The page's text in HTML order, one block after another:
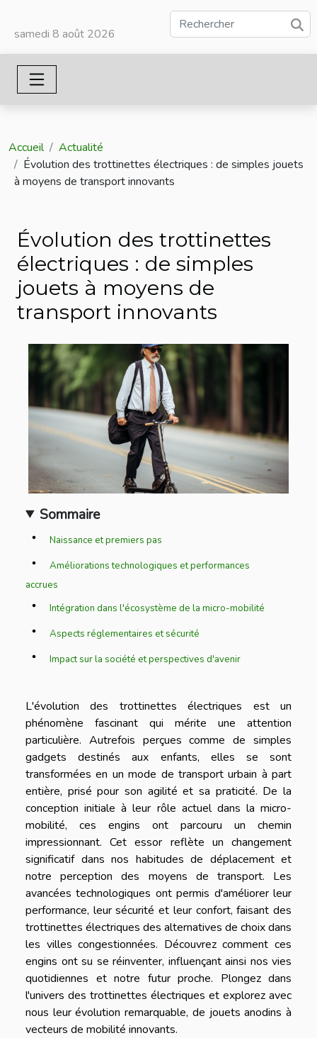
samedi 8 août 2026
Accueil
Actualité
Évolution des trottinettes électriques : de simples jouets
à moyens de transport innovants
Évolution des trottinettes
électriques : de simples
jouets à moyens de
transport innovants
Sommaire
Naissance et premiers pas
Améliorations technologiques et performances
accrues
Intégration dans l'écosystème de la micro-mobilité
Aspects réglementaires et sécurité
Impact sur la société et perspectives d'avenir
L'évolution des trottinettes électriques est un
phénomène fascinant qui mérite une attention
particulière. Autrefois perçues comme de simples
gadgets destinés aux enfants, elles se sont
transformées en un mode de transport urbain à part
entière, prisé pour son agilité et sa praticité. De la
conception initiale à leur rôle actuel dans la micro-
mobilité, ces engins ont parcouru un chemin
impressionnant. Cet essor reflète un changement
significatif dans nos habitudes de déplacement et
notre perception des moyens de transport. Les
avancées technologiques ont permis d'améliorer leur
performance, leur sécurité et leur confort, faisant des
trottinettes électriques des alternatives de choix dans
les villes congestionnées. Découvrez comment ces
engins ont su se réinventer, influençant ainsi nos vies
quotidiennes et notre futur proche. Plongez dans
l'univers des trottinettes électriques et explorez avec
nous leur évolution remarquable, de jouets anodins à
vecteurs de mobilité innovants.